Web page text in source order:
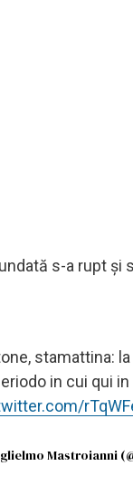
s-a rupt și
stamattina:
in cui qui
Mastroianni